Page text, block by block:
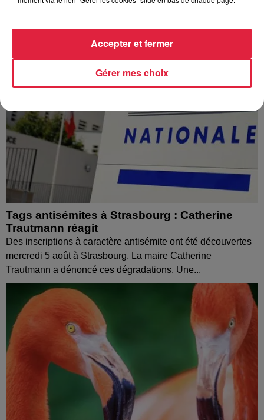
Tags antisémites à Strasbourg : Catherine
Trautmann réagit
Des inscriptions à caractère antisémite ont été découvertes
mercredi 5 août à Strasbourg. La maire Catherine
Trautmann a dénoncé ces dégradations. Une...
Gérer mes choix
Accepter et fermer